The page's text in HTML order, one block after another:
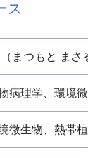
ス
まつもと まさ
病理学、環境微
微生物、熱帯植